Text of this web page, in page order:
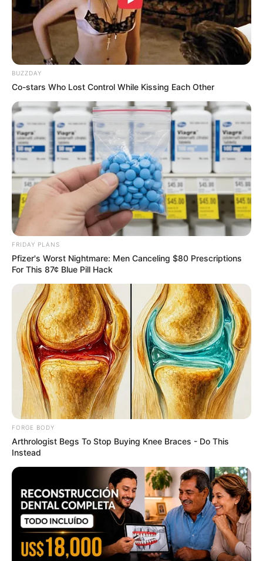
The Best Tarantino Movie Yet
BRAINBERRIES
Some Moments Got Out Of Control Quickly
BRAINBERRIES
Why everything you thought you knew about water
might be wrong
CTA LOVE
DNA Analysis Revealed The Sick Truth About Ancient
Vikings
BUZZDAY
Co-stars Who Lost Control While Kissing Each Other
FRIDAY PLANS
Pfizer's Worst Nightmare: Men Canceling $80 Prescriptions
For This 87¢ Blue Pill Hack
FORGE BODY
Arthrologist Begs To Stop Buying Knee Braces - Do This
Instead